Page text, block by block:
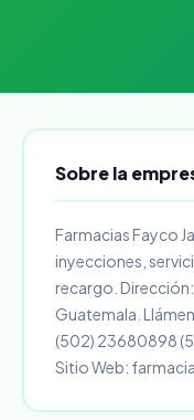
Sobre la
Farmacias Fayco
inyecciones,
recargo. Dirección:
Guatemala.
(502) 23680898
Sitio Web: